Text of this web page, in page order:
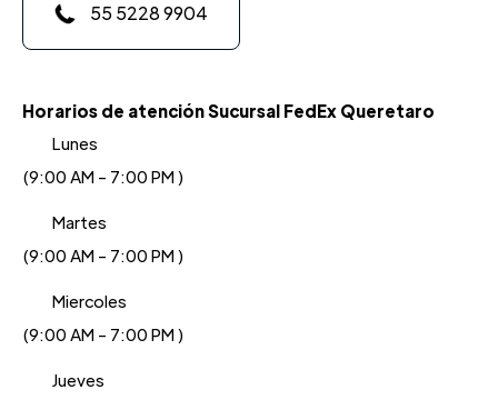
55 5228 9904
Horarios de atención Sucursal FedEx Queretaro
Lunes
(9:00 AM - 7:00 PM )
Martes
(9:00 AM - 7:00 PM )
Miercoles
(9:00 AM - 7:00 PM )
Jueves